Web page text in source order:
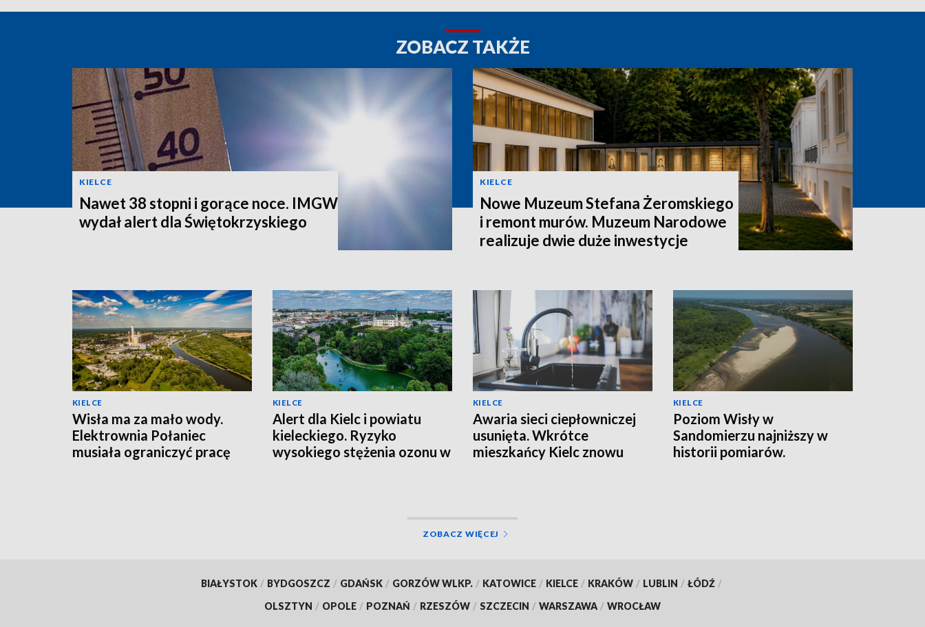
ZOBACZ TAKŻE
KIELCE
Nawet 38 stopni i gorące noce. IMGW
wydał alert dla Świętokrzyskiego
KIELCE
Nowe Muzeum Stefana Żeromskiego
i remont murów. Muzeum Narodowe
realizuje dwie duże inwestycje
KIELCE
Wisła ma za mało wody.
Elektrownia Połaniec
musiała ograniczyć pracę
KIELCE
Alert dla Kielc i powiatu
kieleckiego. Ryzyko
wysokiego stężenia ozonu w
KIELCE
Awaria sieci ciepłowniczej
usunięta. Wkrótce
mieszkańcy Kielc znowu
KIELCE
Poziom Wisły w
Sandomierzu najniższy w
historii pomiarów.
ZOBACZ WIĘCEJ
BIAŁYSTOK / BYDGOSZCZ / GDAŃSK / GORZÓW WLKP. / KATOWICE / KIELCE / KRAKÓW / LUBLIN / ŁÓDŹ /
OLSZTYN / OPOLE / POZNAŃ / RZESZÓW / SZCZECIN / WARSZAWA / WROCŁAW